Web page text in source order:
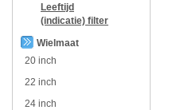
Leeftijd
(indicatie) filter
Wielmaat
20 inch
22 inch
24 inch